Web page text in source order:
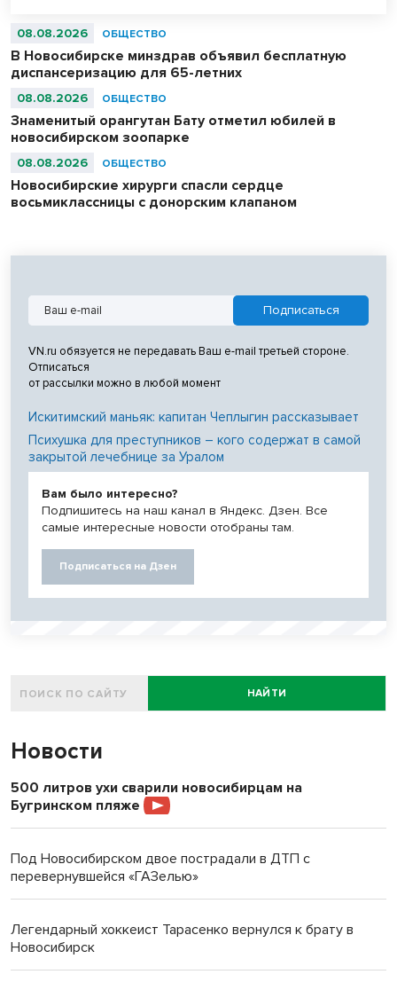
08.08.2026 ОБЩЕСТВО
В Новосибирске минздрав объявил бесплатную
диспансеризацию для 65-летних
08.08.2026 ОБЩЕСТВО
Знаменитый орангутан Бату отметил юбилей в
новосибирском зоопарке
08.08.2026 ОБЩЕСТВО
Новосибирские хирурги спасли сердце
восьмиклассницы с донорским клапаном
VN.ru обязуется не передавать Ваш e-mail третьей стороне.
Отписаться
от рассылки можно в любой момент
Искитимский маньяк: капитан Чеплыгин рассказывает
Психушка для преступников – кого содержат в самой
закрытой лечебнице за Уралом
Вам было интересно?
Подпишитесь на наш канал в Яндекс. Дзен. Все
самые интересные новости отобраны там.
Подписаться на Дзен
НАЙТИ
Новости
500 литров ухи сварили новосибирцам на
Бугринском пляже
Под Новосибирском двое пострадали в ДТП с
перевернувшейся «ГАЗелью»
Легендарный хоккеист Тарасенко вернулся к брату в
Новосибирск